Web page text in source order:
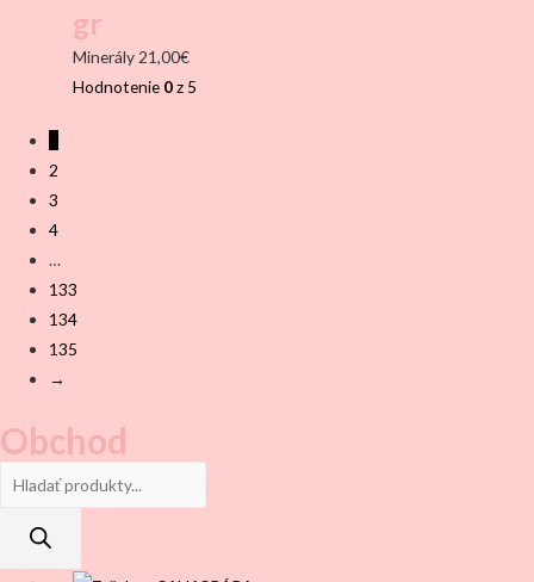
gr
Minerály 21,00€
Hodnotenie 0z 5
2
3
4
…
133
134
135
→
Obchod
Products
search